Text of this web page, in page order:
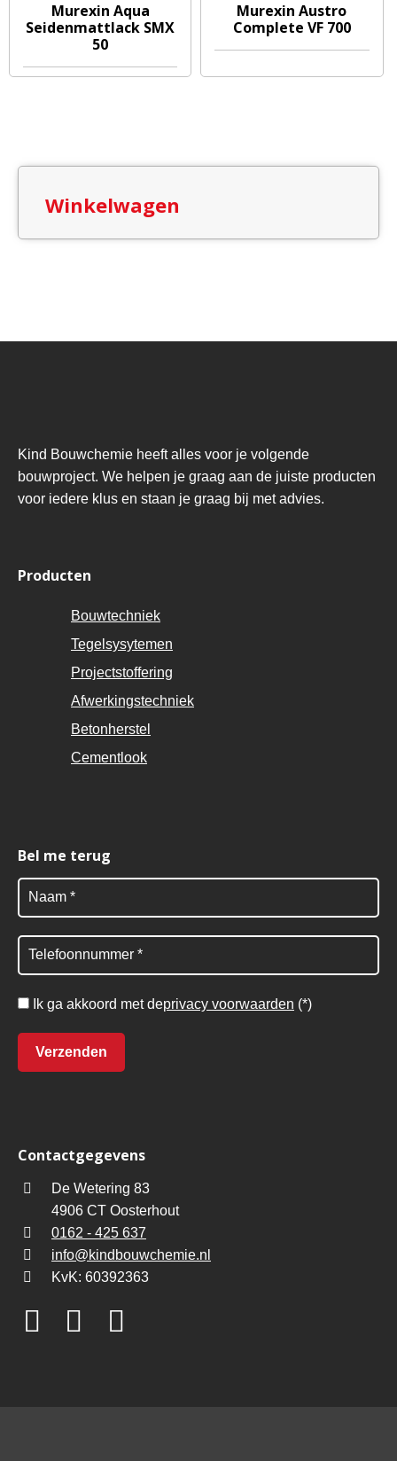
Murexin Aqua
Seidenmattlack SMX
50
Murexin Austro
Complete VF 700
Winkelwagen
Kind Bouwchemie heeft alles voor je volgende
bouwproject. We helpen je graag aan de juiste producten
voor iedere klus en staan je graag bij met advies.
Producten
Bouwtechniek
Tegelsysytemen
Projectstoffering
Afwerkingstechniek
Betonherstel
Cementlook
Bel me terug
Ik ga akkoord met deprivacy voorwaarden (*)
Contactgegevens
De Wetering 83
4906 CT Oosterhout
0162 - 425 637
info@kindbouwchemie.nl
KvK: 60392363